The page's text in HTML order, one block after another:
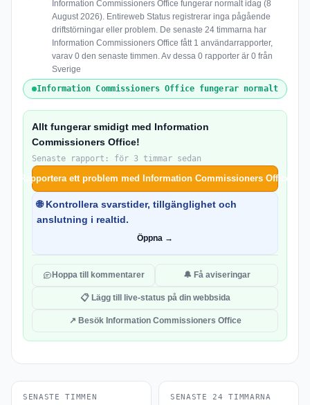
Information Commissioners Office fungerar normalt idag (8
August 2026). Entireweb Status registrerar inga pågående
driftstörningar eller problem. De senaste 24 timmarna har
Information Commissioners Office fått 1 användarrapporter,
varav 0 den senaste timmen. Av dessa 0 rapporter är 0 från
Sverige
Information Commissioners Office fungerar normalt
Allt fungerar smidigt med Information
Commissioners Office!
Senaste rapport: för 3 timmar sedan
Rapportera ett problem med Information Commissioners Office
🌐 Kontrollera svarstider, tillgänglighet och
anslutning i realtid.
Öppna →
Hoppa till kommentarer 🔔 Få aviseringar
📋 Lägg till live-status på din webbsida
↗ Besök Information Commissioners Office
SENASTE TIMMEN SENASTE 24 TIMMARNA